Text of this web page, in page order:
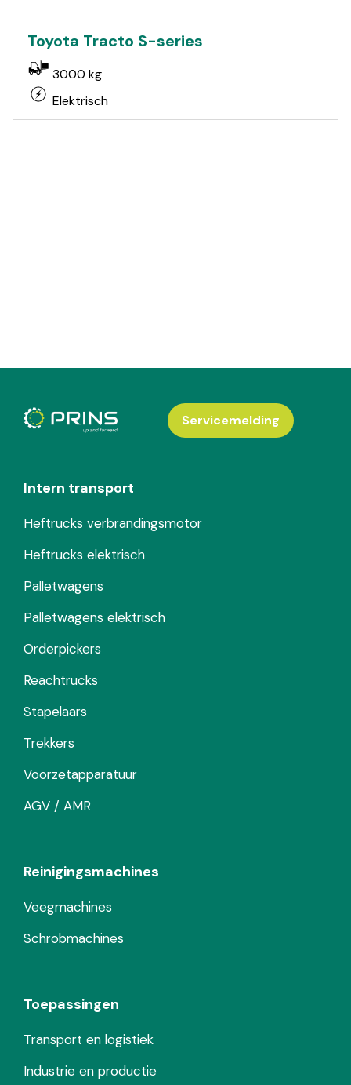
Toyota Tracto S-series
3000 kg
Elektrisch
Intern transport
Heftrucks verbrandingsmotor
Heftrucks elektrisch
Palletwagens
Palletwagens elektrisch
Orderpickers
Reachtrucks
Stapelaars
Trekkers
Voorzetapparatuur
AGV / AMR
Reinigingsmachines
Veegmachines
Schrobmachines
Toepassingen
Transport en logistiek
Industrie en productie
Servicemelding